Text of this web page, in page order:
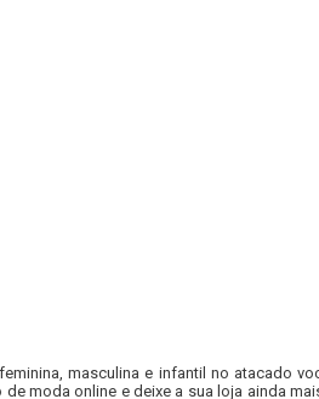
masculina e infantil no atacado
moda online e deixe a sua loja ainda